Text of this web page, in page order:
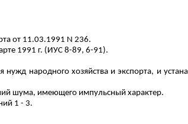
от 11.03.1991 N 236.
1991 г. (ИУС 8-89, 6-91).
народного хозяйства и экспорта, и
шума, имеющего импульсный характер.
1 - 3.